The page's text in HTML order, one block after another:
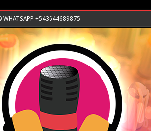
WHATSAPP +543644689875